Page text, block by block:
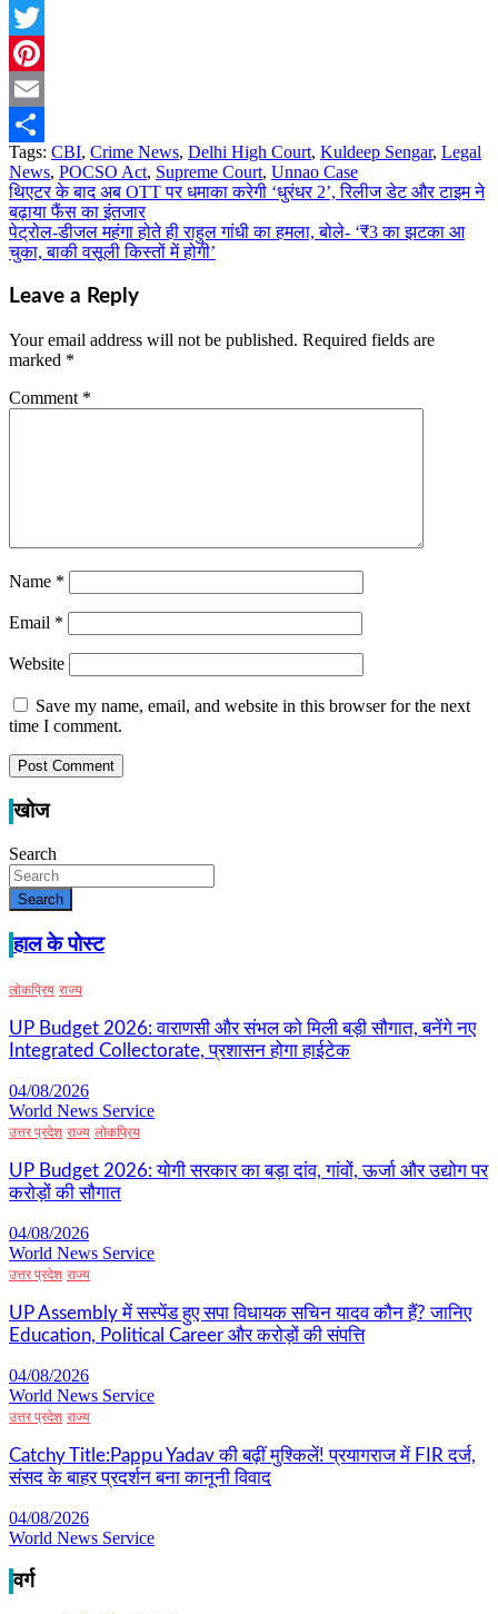
Telegram
Twitter
Pinterest
Email
Share
Tags: CBI, Crime News, Delhi High Court, Kuldeep Sengar, Legal
News, POCSO Act, Supreme Court, Unnao Case
Post
navigation
थिएटर के बाद अब OTT पर धमाका करेगी ‘धुरंधर 2’, रिलीज डेट और टाइम ने
बढ़ाया फैंस का इंतजार
पेट्रोल-डीजल महंगा होते ही राहुल गांधी का हमला, बोले- ‘₹3 का झटका आ
चुका, बाकी वसूली किस्तों में होगी’
Leave a Reply
Your email address will not be published. Required fields are
marked *
Comment *
Name *
Email *
Website
Save my name, email, and website in this browser for the next
time I comment.
खोज
Search
Search
हाल के पोस्ट
लोकप्रिय राज्य
UP Budget 2026: वाराणसी और संभल को मिली बड़ी सौगात, बनेंगे नए
Integrated Collectorate, प्रशासन होगा हाईटेक
04/08/2026
World News Service
उत्तर प्रदेश राज्य लोकप्रिय
UP Budget 2026: योगी सरकार का बड़ा दांव, गांवों, ऊर्जा और उद्योग पर
करोड़ों की सौगात
04/08/2026
World News Service
उत्तर प्रदेश राज्य
UP Assembly में सस्पेंड हुए सपा विधायक सचिन यादव कौन हैं? जानिए
Education, Political Career और करोड़ों की संपत्ति
04/08/2026
World News Service
उत्तर प्रदेश राज्य
Catchy Title:Pappu Yadav की बढ़ीं मुश्किलें! प्रयागराज में FIR दर्ज,
संसद के बाहर प्रदर्शन बना कानूनी विवाद
04/08/2026
World News Service
वर्ग